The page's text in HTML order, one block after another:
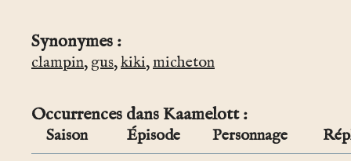
Synonymes
clampin, gus,kiki,micheton
Occurrences dans Kaamelott
Saison Épisode Personnage